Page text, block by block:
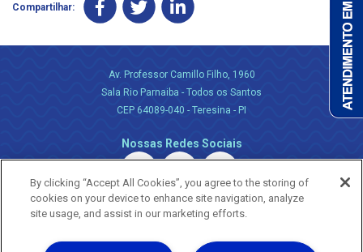
Compartilhar:
Av. Professor Camillo Filho, 1960
Sala Rio Parnaiba - Todos os Santos
CEP 64089-040 - Teresina - PI
Nossas Redes Sociais
By clicking “Accept All Cookies”, you agree to the storing of
cookies on your device to enhance site navigation, analyze
site usage, and assist in our marketing efforts.